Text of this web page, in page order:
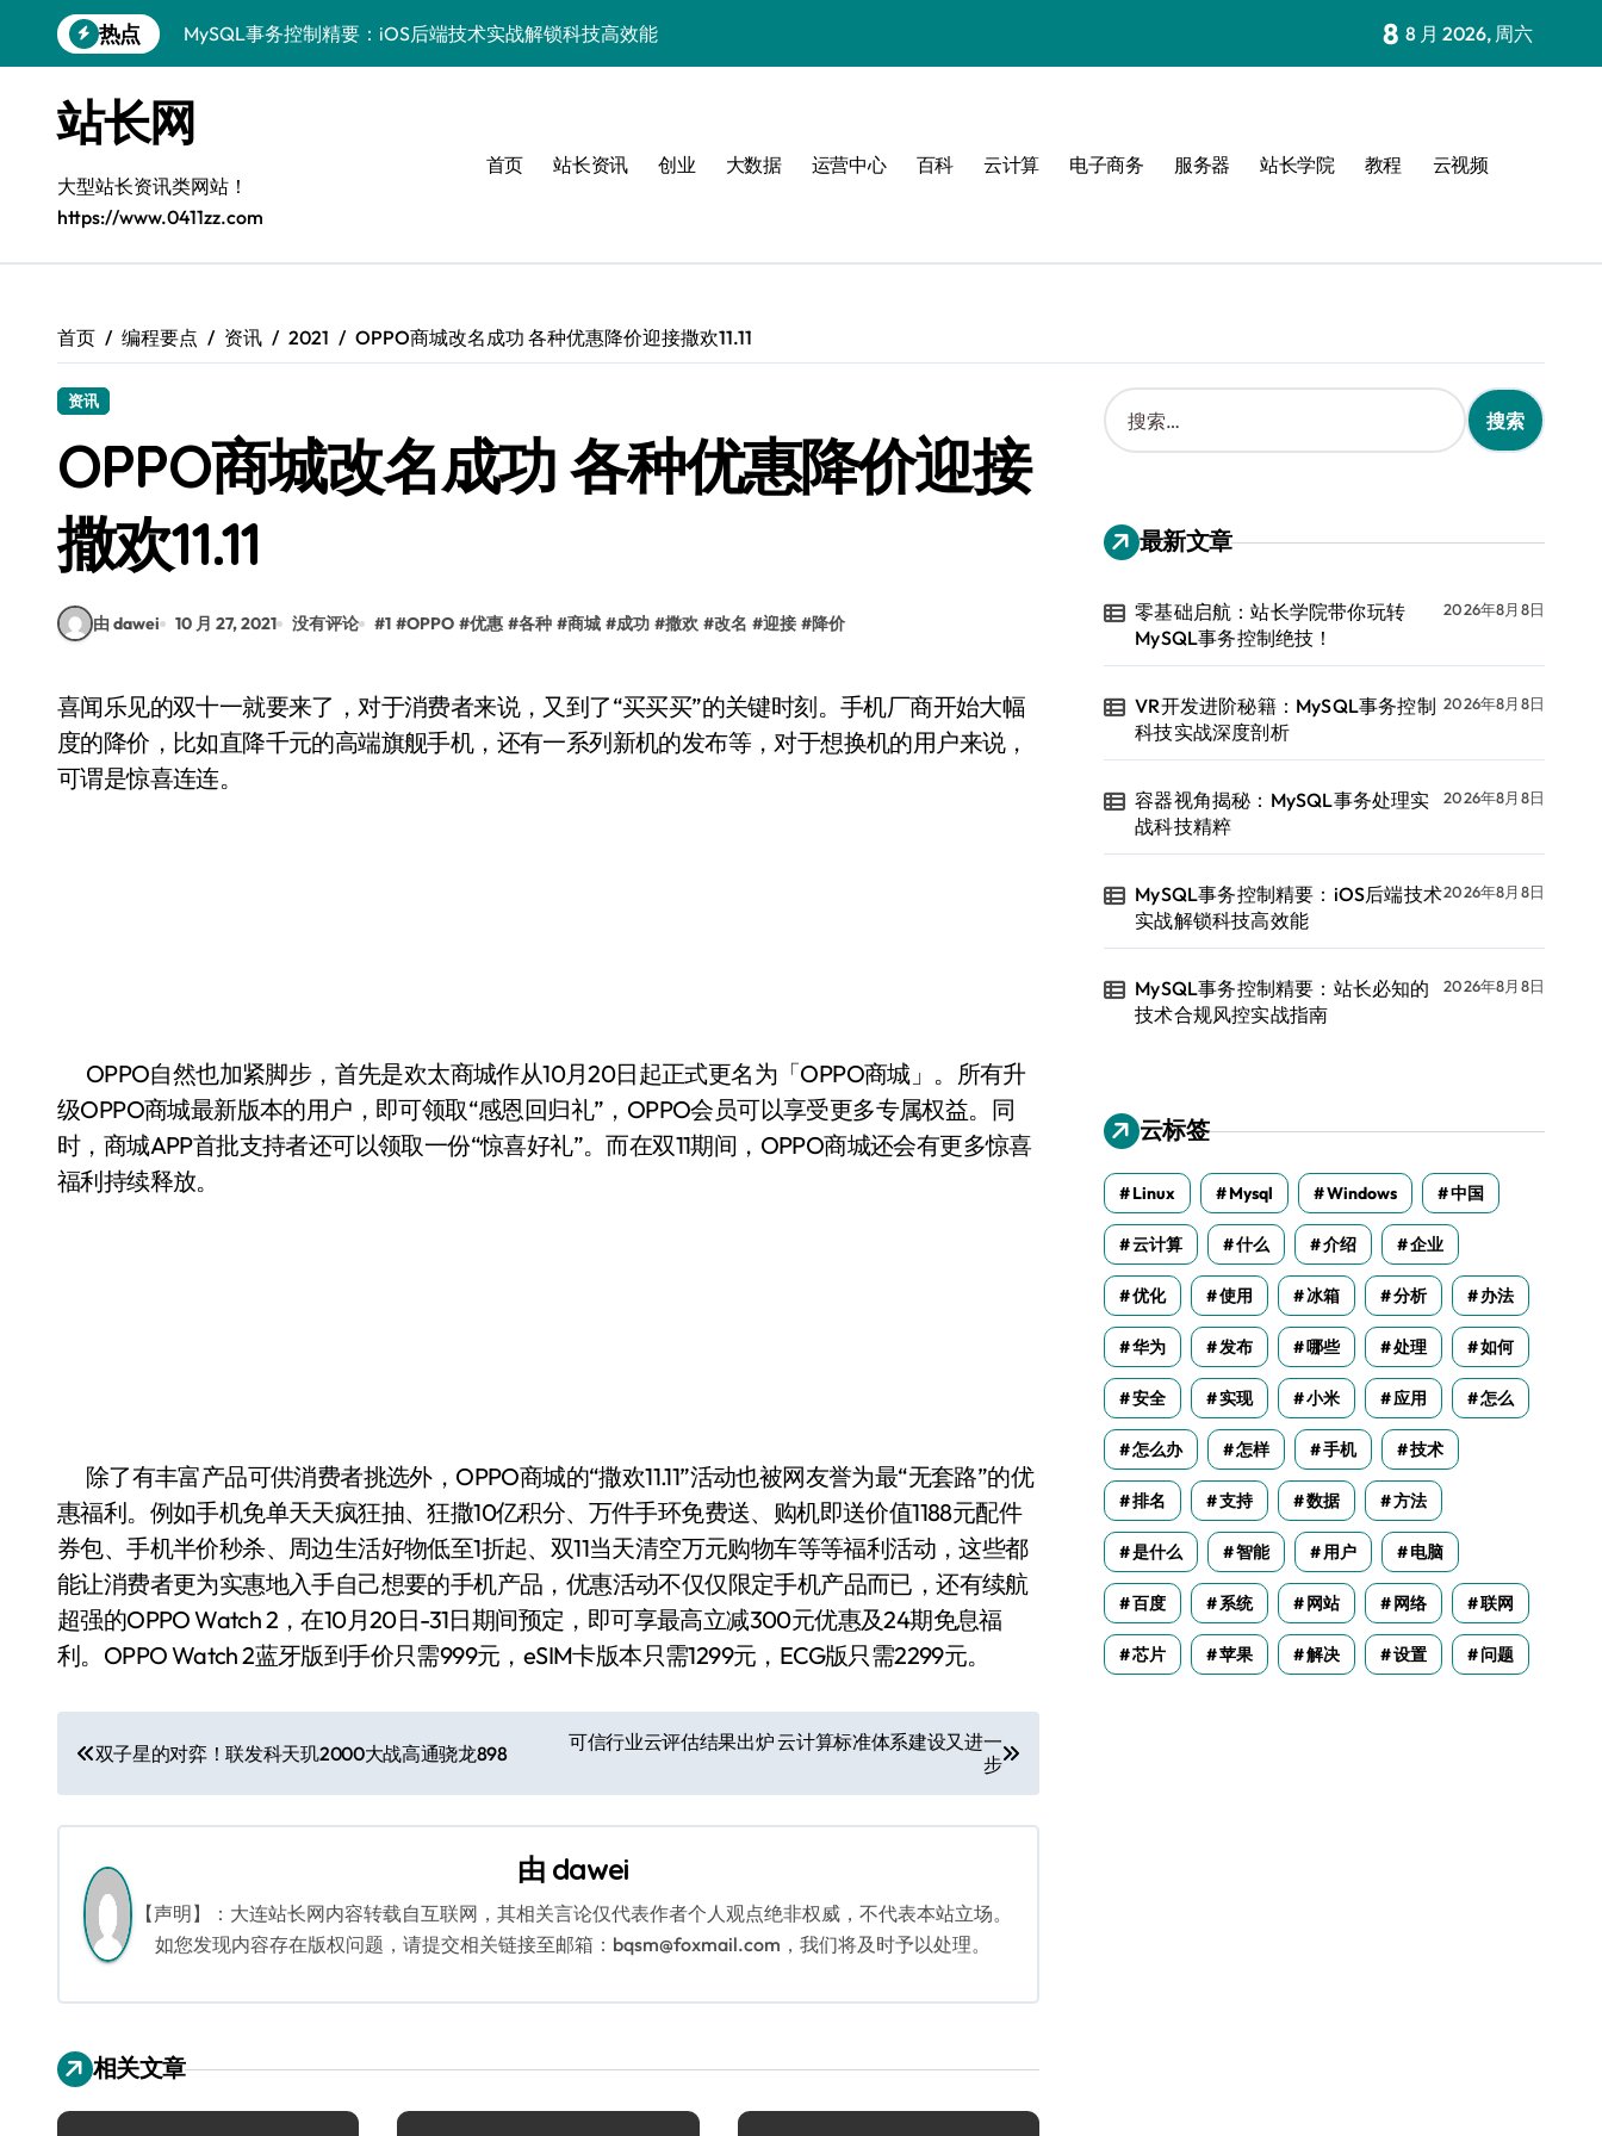
到
热点
MySQL事务控制精要：站长必知的技术合规风控实战指南
Go语言揭秘：MySQL事务管理原理与高效实践全攻略
鸿蒙生态下MySQL事务控制：技术精讲助开发者科技破局
Go语言进阶：技术解锁MySQL事务与高并发科技优化秘籍
零基础启航：站长学院带你玩转MySQL事务控制绝技！
8 8 月 2026, 周六
站长网
大型站长资讯类网站！
https://www.0411zz.com
首页 站长资讯 创业 大数据 运营中心 百科 云计算 电子商务 服务器 站长学院 教程 云视频
首页 编程要点 资讯 2021 OPPO商城改名成功 各种优惠降价迎接撒欢11.11
资讯
OPPO商城改名成功 各种优惠降价迎接
撒欢11.11
由 dawei 10 月 27, 2021 没有评论 #1 #OPPO #优惠 #各种 #商城 #成功 #撒欢 #改名 #迎接 #降价
喜闻乐见的双十一就要来了，对于消费者来说，又到了“买买买”的关键时刻。手机厂商开始大幅
度的降价，比如直降千元的高端旗舰手机，还有一系列新机的发布等，对于想换机的用户来说，
可谓是惊喜连连。
OPPO自然也加紧脚步，首先是欢太商城作从10月20日起正式更名为「OPPO商城」。所有升
级OPPO商城最新版本的用户，即可领取“感恩回归礼”，OPPO会员可以享受更多专属权益。同
时，商城APP首批支持者还可以领取一份“惊喜好礼”。而在双11期间，OPPO商城还会有更多惊喜
福利持续释放。
除了有丰富产品可供消费者挑选外，OPPO商城的“撒欢11.11”活动也被网友誉为最“无套路”的优
惠福利。例如手机免单天天疯狂抽、狂撒10亿积分、万件手环免费送、购机即送价值1188元配件
券包、手机半价秒杀、周边生活好物低至1折起、双11当天清空万元购物车等等福利活动，这些都
能让消费者更为实惠地入手自己想要的手机产品，优惠活动不仅仅限定手机产品而已，还有续航
超强的OPPO Watch 2，在10月20日-31日期间预定，即可享最高立减300元优惠及24期免息福
利。OPPO Watch 2蓝牙版到手价只需999元，eSIM卡版本只需1299元，ECG版只需2299元。
文
章
导
航
双子星的对弈！联发科天玑2000大战高通骁龙898
可信行业云评估结果出炉 云计算标准体系建设又进一
步
由 dawei
【声明】：大连站长网内容转载自互联网，其相关言论仅代表作者个人观点绝非权威，不代表本站立场。
如您发现内容存在版权问题，请提交相关链接至邮箱：bqsm@foxmail.com，我们将及时予以处理。
相关文章
搜
索
：
最新文章
零基础启航：站长学院带你玩转
MySQL事务控制绝技！
2026年8月8日
VR开发进阶秘籍：MySQL事务控制
科技实战深度剖析
2026年8月8日
容器视角揭秘：MySQL事务处理实
战科技精粹
2026年8月8日
MySQL事务控制精要：iOS后端技术
实战解锁科技高效能
2026年8月8日
MySQL事务控制精要：站长必知的
技术合规风控实战指南
2026年8月8日
云标签
Linux Mysql Windows 中国
云计算 什么 介绍 企业
优化 使用 冰箱 分析 办法
华为 发布 哪些 处理 如何
安全 实现 小米 应用 怎么
怎么办 怎样 手机 技术
排名 支持 数据 方法
是什么 智能 用户 电脑
百度 系统 网站 网络 联网
芯片 苹果 解决 设置 问题